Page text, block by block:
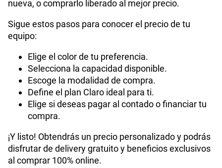
nueva, o comprarlo liberado al mejor precio.
Sigue estos pasos para conocer el precio de tu
equipo:
Elige el color de tu preferencia.
Selecciona la capacidad disponible.
Escoge la modalidad de compra.
Define el plan Claro ideal para ti.
Elige si deseas pagar al contado o financiar tu
compra.
¡Y listo! Obtendrás un precio personalizado y podrás
disfrutar de delivery gratuito y beneficios exclusivos
al comprar 100% online.